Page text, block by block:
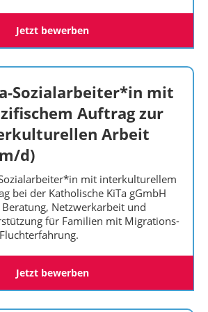
Jetzt bewerben
Sozialarbeiter*in mit
Auftrag zur
Arbeit
d)
mit interkulturellem
bei der Katholische KiTa gGmbH
Netzwerkarbeit und
für Familien mit Migrations-
Jetzt bewerben